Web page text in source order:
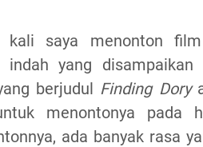
kali saya menonton film
indah yang
berjudul Finding Dory
menontonya pada
ada banyak rasa